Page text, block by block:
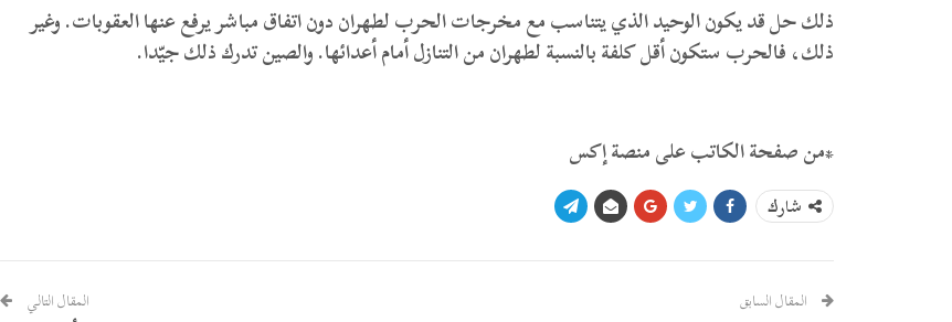
ذلك حل قد يكون الوحيد الذي يتناسب مع مخرجات الحرب لطهران دون اتفاق مباشر يرفع عنها العقوبات. وغير
ذلك، فالحرب ستكون أقل كلفة بالنسبة لطهران من التنازل أمام أعدائها. والصين تدرك ذلك جيّدا.
*من صفحة الكاتب على منصة إكس
شارك
المقال السابق المقال التالي